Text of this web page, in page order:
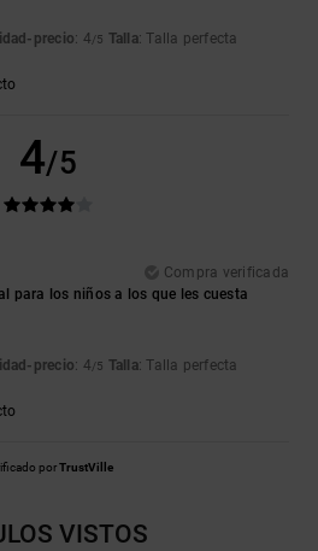
precio: 4/5 Talla: Talla perfecta
4/5
Compra verificada
para los niños a los que les cuesta
precio: 4/5 Talla: Talla perfecta
porTrustVille
VISTOS